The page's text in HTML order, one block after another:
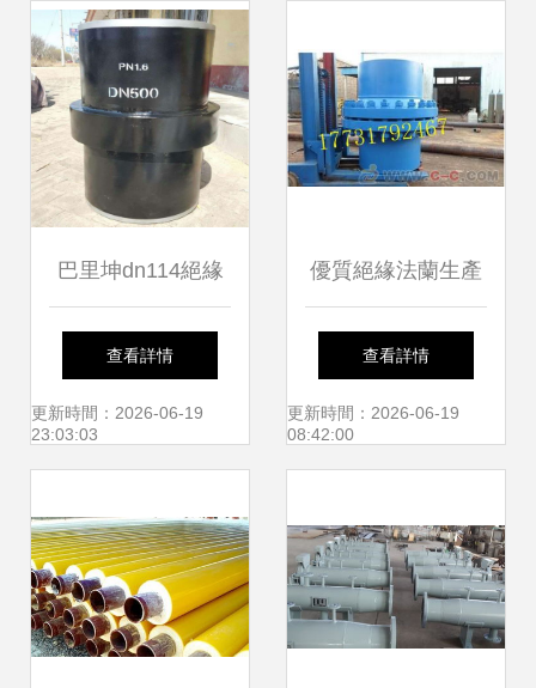
巴里坤dn114絕緣
法蘭供應 守護管道
安全的關鍵組件
查看詳情
更新時間：2026-06-19
23:03:03
優質絕緣法蘭生產
工藝詳解
查看詳情
更新時間：2026-06-19
08:42:00